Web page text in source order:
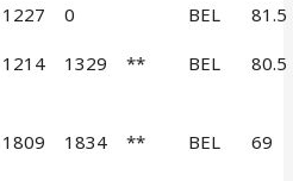
1227 0 BEL 81.5
1214 1329 ** BEL 80.5
1809 1834 ** BEL 69